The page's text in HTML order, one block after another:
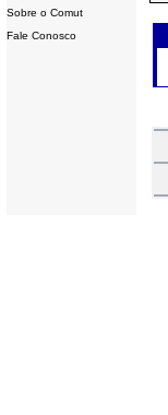
Sobre o Comut
Fale Conosco